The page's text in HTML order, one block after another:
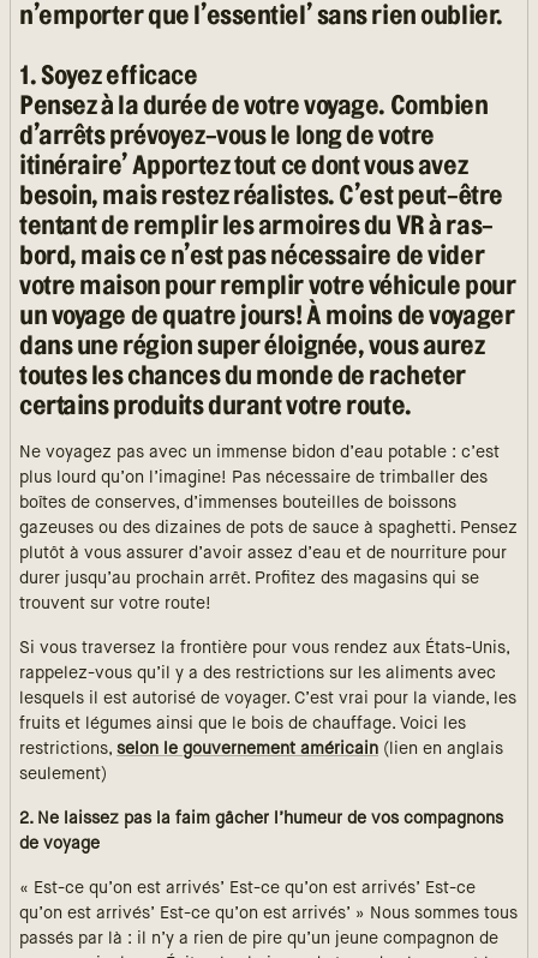
n’emporter que l’essentiel’ sans rien oublier.
1. Soyez efficace
Pensez à la durée de votre voyage. Combien
d’arrêts prévoyez-vous le long de votre
itinéraire’ Apportez tout ce dont vous avez
besoin, mais restez réalistes. C’est peut-être
tentant de remplir les armoires du VR à ras-
bord, mais ce n’est pas nécessaire de vider
votre maison pour remplir votre véhicule pour
un voyage de quatre jours! À moins de voyager
dans une région super éloignée, vous aurez
toutes les chances du monde de racheter
certains produits durant votre route.
Ne voyagez pas avec un immense bidon d’eau potable : c’est
plus lourd qu’on l’imagine! Pas nécessaire de trimballer des
boîtes de conserves, d’immenses bouteilles de boissons
gazeuses ou des dizaines de pots de sauce à spaghetti. Pensez
plutôt à vous assurer d’avoir assez d’eau et de nourriture pour
durer jusqu’au prochain arrêt. Profitez des magasins qui se
trouvent sur votre route!
Si vous traversez la frontière pour vous rendez aux États-Unis,
rappelez-vous qu’il y a des restrictions sur les aliments avec
lesquels il est autorisé de voyager. C’est vrai pour la viande, les
fruits et légumes ainsi que le bois de chauffage. Voici les
restrictions, selon le gouvernement américain (lien en anglais
seulement)
2. Ne laissez pas la faim gâcher l’humeur de vos compagnons
de voyage
« Est-ce qu’on est arrivés’ Est-ce qu’on est arrivés’ Est-ce
qu’on est arrivés’ Est-ce qu’on est arrivés’ » Nous sommes tous
passés par là : il n’y a rien de pire qu’un jeune compagnon de